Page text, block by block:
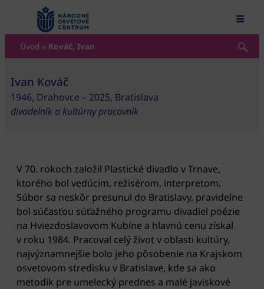
content
Úvod » Kováč, Ivan
Ivan Kováč
1946, Drahovce – 2025, Bratislava
divadelník a kultúrny pracovník
V 70. rokoch založil Plastické divadlo v Trnave,
ktorého bol vedúcim, režisérom, interpretom.
Súbor sa neskôr presunul do Bratislavy, pravidelne
bol súčasťou súťažného programu divadiel poézie
na Hviezdoslavovom Kubíne a hlavnú cenu získal
v roku 1984. Pracoval celý život v oblasti kultúry,
najvýznamnejšie bolo jeho pôsobenie na Krajskom
osvetovom stredisku v Bratislave, kde sa ako
metodik pre umelecký prednes a malé javiskové